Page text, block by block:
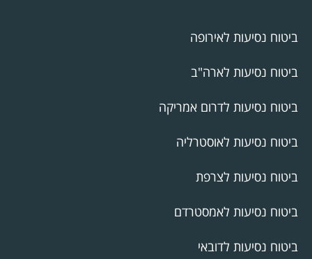
ביטוח נסיעות לאירופה
ביטוח נסיעות לארה"ב
ביטוח נסיעות לדרום אמריקה
ביטוח נסיעות לאוסטרליה
ביטוח נסיעות לצרפת
ביטוח נסיעות לאמסטרדם
ביטוח נסיעות לדובאי